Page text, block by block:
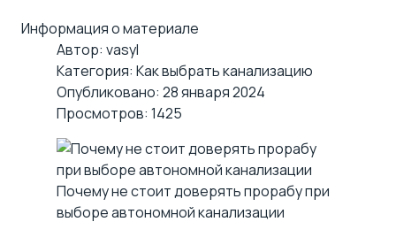
Информация о материале
Автор: vasyl
Категория: Как выбрать канализацию
Опубликовано: 28 января 2024
Просмотров: 1425
Почему не стоит доверять прорабу при
выборе автономной канализации